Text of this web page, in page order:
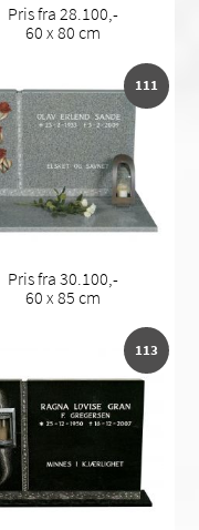
Pris fra 28.100,-
60 x 80 cm
111
Pris fra 30.100,-
60 x 85 cm
113